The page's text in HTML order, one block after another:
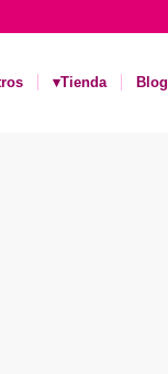
▾Tienda Blog